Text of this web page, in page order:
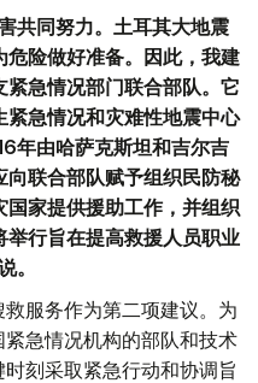
共同努力。土耳其大地震
险做好准备。因此，我建
急情况部门联合部队。它
急情况和灾难性地震中心
年由哈萨克斯坦和吉尔吉
联合部队赋予组织民防秘
家提供援助工作，并组织
举行旨在提高救援人员职业
。
服务作为第二项建议。为
急情况机构的部队和技术
刻采取紧急行动和协调旨